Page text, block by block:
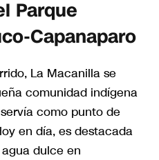
Parque
Capanaparo
La Macanilla se
comunidad indígena
como punto de
en día, es destacada
dulce en